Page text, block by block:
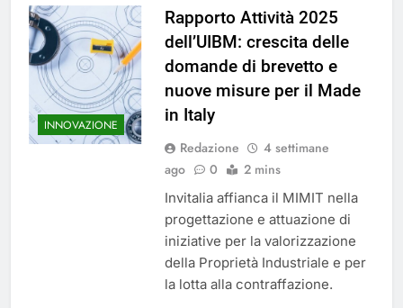
INNOVAZIONE
Rapporto Attività 2025
dell’UIBM: crescita delle
domande di brevetto e
nuove misure per il Made
in Italy
Redazione
4 settimane
ago
0 2 mins
Invitalia affianca il MIMIT nella
progettazione e attuazione di
iniziative per la valorizzazione
della Proprietà Industriale e per
la lotta alla contraffazione.